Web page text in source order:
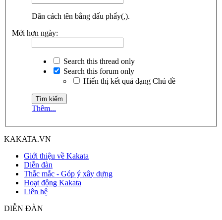
Dãn cách tên bằng dấu phẩy(,).
Mới hơn ngày:
Search this thread only
Search this forum only
Hiển thị kết quả dạng Chủ đề
Thêm...
KAKATA.VN
Giới thiệu về Kakata
Diễn đàn
Thắc mắc - Góp ý xây dựng
Hoạt động Kakata
Liên hệ
DIỄN ĐÀN